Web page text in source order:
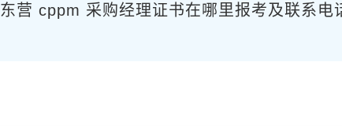
东营 cppm 采购经理证书在哪里报考及联系电